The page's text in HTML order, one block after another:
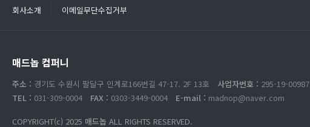
회사소개 이메일무단수집거부
매드놉 컴퍼니
주소 : 경기도 수원시 팔달구 인계로166번길 47-17. 2F 13호 사업자번호 : 295-19-00987
TEL : 031-309-0004 FAX : 0303-3449-0004 E-mail : madnop@naver.com
COPYRIGHT(c) 2025 매드놉 ALL RIGHTS RESERVED.